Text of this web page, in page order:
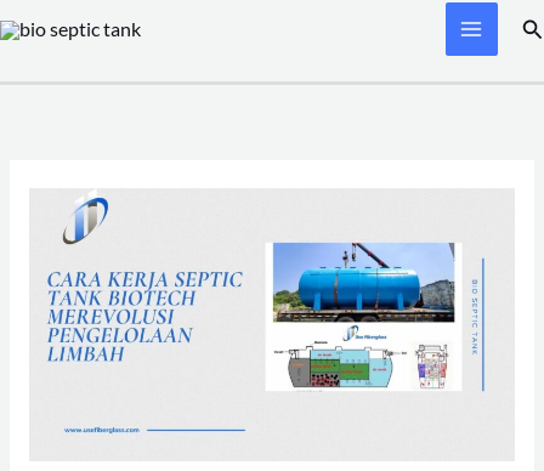
Skip
content